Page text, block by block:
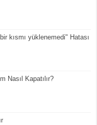
kısmı yüklenemedi" Hatası
Nasıl Kapatılır?